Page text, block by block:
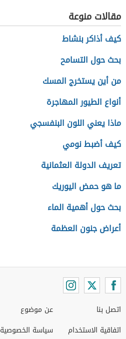
مقالات منوعة
كيف أذاكر بنشاط
بحث حول التسامح
من أين يستخرج المسك
أنواع الطيور المهاجرة
ماذا يعني اللون البنفسجي
كيف أضبط نومي
تعريف الدولة العثمانية
ما هو حمض اليوريك
بحث حول أهمية الماء
أعراض جنون العظمة
اتصل بنا
اتفاقية الاستخدام
عن موضوع
سياسة الخصوصية